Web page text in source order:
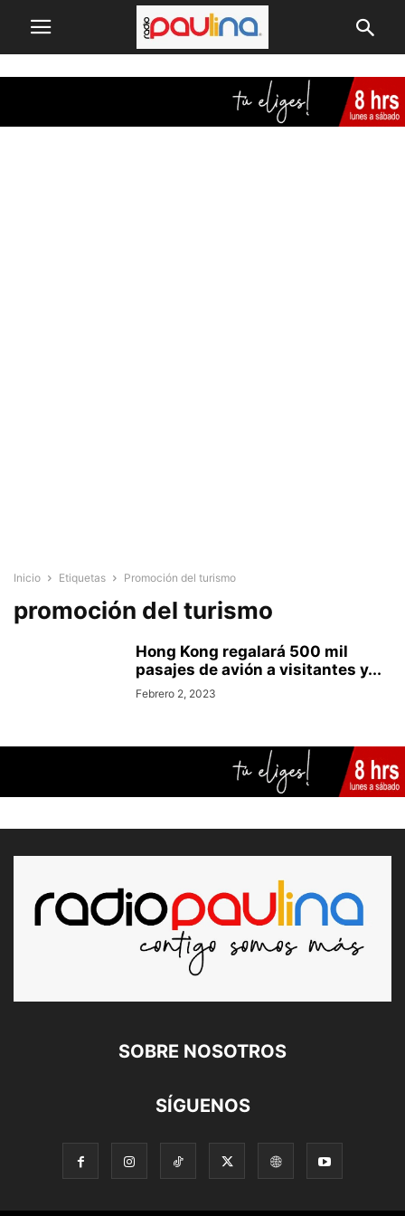
Inicio Etiquetas Promoción del turismo
promoción del turismo
Hong Kong regalará 500 mil
pasajes de avión a visitantes y...
Febrero 2, 2023
SOBRE NOSOTROS
SÍGUENOS